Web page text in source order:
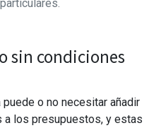
sin condiciones
o no necesitar añadir
a los presupuestos, y estas